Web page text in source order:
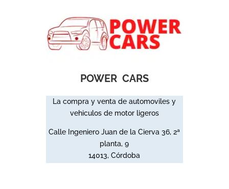
POWER CARS
La compra y venta de automoviles y
vehiculos de motor ligeros
Calle Ingeniero Juan de la Cierva 36, 2ª
planta, 9
14013, Córdoba